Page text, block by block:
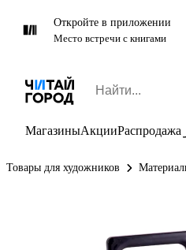
Откройте в приложении
Место встречи с книгами
МагазиныАкцииРаспродажа
Товары для художников